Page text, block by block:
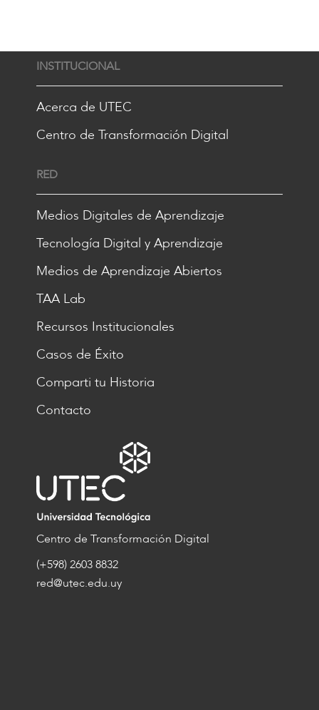
INSTITUCIONAL
Acerca de UTEC
Centro de Transformación Digital
RED
Medios Digitales de Aprendizaje
Tecnología Digital y Aprendizaje
Medios de Aprendizaje Abiertos
TAA Lab
Recursos Institucionales
Casos de Éxito
Comparti tu Historia
Contacto
Centro de Transformación Digital
(+598) 2603 8832
red@utec.edu.uy